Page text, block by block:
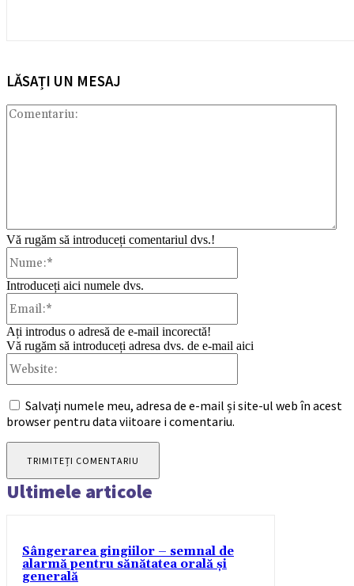
LĂSAȚI UN MESAJ
Vă rugăm să introduceți comentariul dvs.!
Introduceți aici numele dvs.
Ați introdus o adresă de e-mail incorectă!
Vă rugăm să introduceți adresa dvs. de e-mail aici
Salvați numele meu, adresa de e-mail și site-ul web în acest
browser pentru data viitoare i comentariu.
Ultimele articole
Sângerarea gingiilor – semnal de
alarmă pentru sănătatea orală și
generală